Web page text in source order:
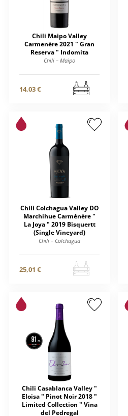
Chili Maipo Valley
Carmenère 2021 " Gran
Reserva " Indomita
Chili – Maipo
14,03 €
Chili Colchagua Valley DO
Marchihue Carménère "
La Joya " 2019 Bisquertt
(Single Vineyard)
Chili – Colchagua
25,01 €
Chili Casablanca Valley "
Eloisa " Pinot Noir 2018 "
Limited Collection " Vina
del Pedregal